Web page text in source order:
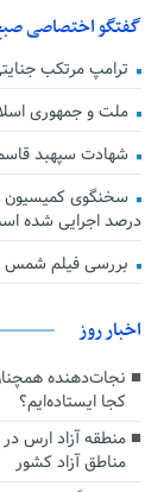
گفتگو اختصاصی
ترامپ مرتکب
ملت و جمهوری
شهادت سپهبد
درصد اجرایی شده
بررسی فیلم شمس
اخبار روز
کجا ایستاده‌ایم؟
منطقه آزاد ارس
مناطق آزاد کشور